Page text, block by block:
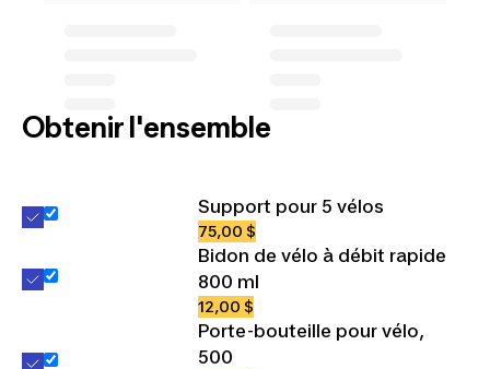
Obtenir l'ensemble
Support pour 5 vélos
75,00 $
Bidon de vélo à débit rapide
800 ml
12,00 $
Porte-bouteille pour vélo,
500